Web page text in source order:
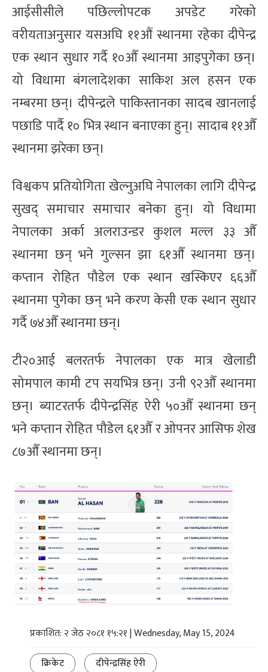
आईसीसीले पछिल्लोपटक अपडेट गरेको
वरीयताअनुसार यसअघि ११औं स्थानमा रहेका दीपेन्द्र
एक स्थान सुधार गर्दै १०औँ स्थानमा आइपुगेका छन्।
यो विधामा बंगलादेशका साकिश अल हसन एक
नम्बरमा छन्। दीपेन्द्रले पाकिस्तानका सादब खानलाई
पछाडि पार्दै १० भित्र स्थान बनाएका हुन्। सादाब ११औँ
स्थानमा झरेका छन्।
विश्वकप प्रतियोगिता खेल्नुअघि नेपालका लागि दीपेन्द्र
सुखद् समाचार समाचार बनेका हुन्। यो विधामा
नेपालका अर्का अलराउन्डर कुशल मल्ल ३३ औँ
स्थानमा छन् भने गुल्सन झा ६१औँ स्थानमा छन्।
कप्तान रोहित पौडेल एक स्थान खस्किएर ६६औँ
स्थानमा पुगेका छन् भने करण केसी एक स्थान सुधार
गर्दै ७४औँ स्थानमा छन्।
टी२०आई बलरतर्फ नेपालका एक मात्र खेलाडी
सोमपाल कामी टप सयभित्र छन्। उनी ९२औँ स्थानमा
छन्। ब्याटरतर्फ दीपेन्द्रसिंह ऐरी ५०औँ स्थानमा छन्
भने कप्तान रोहित पौडेल ६१औँ र ओपनर आसिफ शेख
८७औँ स्थानमा छन्।
प्रकाशित: २ जेठ २०८१ १५:२१ | Wednesday, May 15, 2024
क्रिकेट
दीपेन्द्रसिंह ऐरी